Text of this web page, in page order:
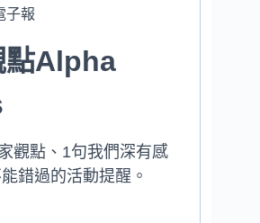
子報
點Alpha
觀點、1句我們深有感
錯過的活動提醒。